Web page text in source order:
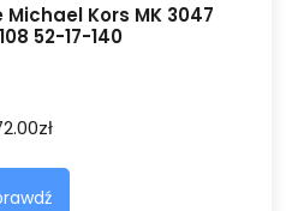
Kors MK 3047
52-17-140
zł